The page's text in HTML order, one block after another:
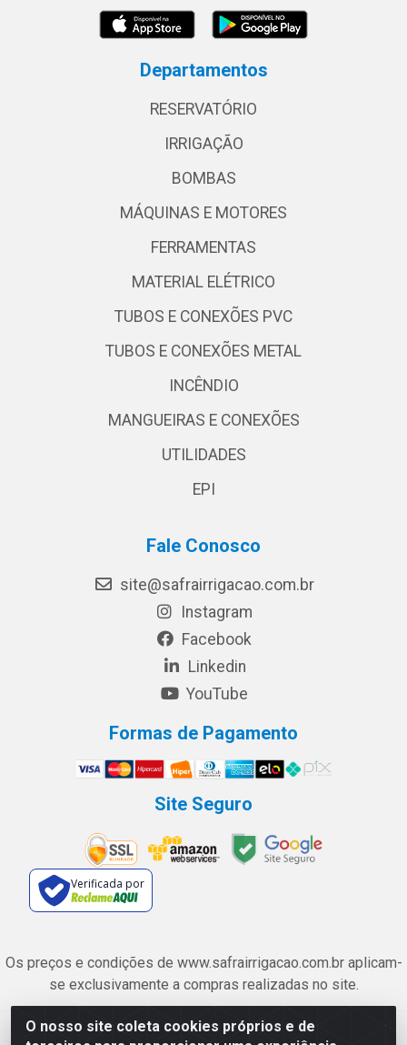
O nosso site coleta cookies próprios e de
Departamentos
RESERVATÓRIO
IRRIGAÇÃO
BOMBAS
MÁQUINAS E MOTORES
FERRAMENTAS
MATERIAL ELÉTRICO
TUBOS E CONEXÕES PVC
TUBOS E CONEXÕES METAL
INCÊNDIO
MANGUEIRAS E CONEXÕES
UTILIDADES
EPI
Fale Conosco
site@safrairrigacao.com.br
Instagram
Facebook
Linkedin
YouTube
Formas de Pagamento
Site Seguro
Verificada por
Os preços e condições de www.safrairrigacao.com.br aplicam-
se exclusivamente a compras realizadas no site.
Safra Agrícola e Pecuária LTDA - Avenida Castelo Branco, 5330 -